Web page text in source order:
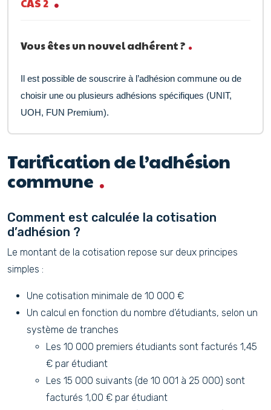
Vous êtes un nouvel adhérent ?
Il est possible de souscrire à l’adhésion commune ou de
choisir une ou plusieurs adhésions spécifiques (UNIT,
UOH, FUN Premium).
Tarification de l’adhésion
commune
Comment est calculée la cotisation
d’adhésion ?
Le montant de la cotisation repose sur deux principes
simples :
Une cotisation minimale de 10 000 €
Un calcul en fonction du nombre d’étudiants, selon un
système de tranches
Les 10 000 premiers étudiants sont facturés 1,45
€ par étudiant
Les 15 000 suivants (de 10 001 à 25 000) sont
facturés 1,00 € par étudiant